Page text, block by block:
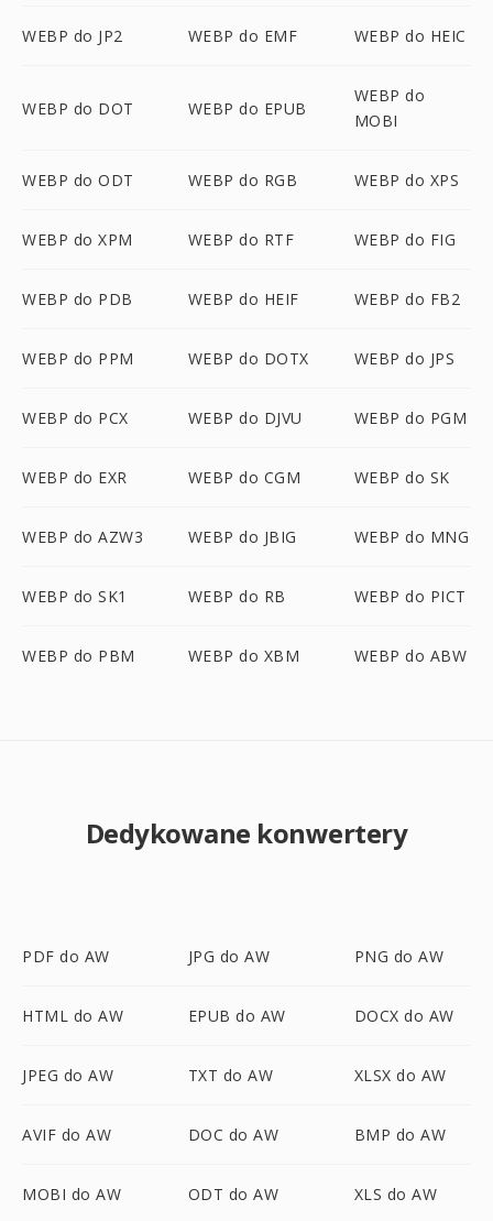
WEBP do JP2 WEBP do EMF WEBP do HEIC
WEBP do DOT WEBP do EPUB
WEBP do
MOBI
WEBP do ODT WEBP do RGB WEBP do XPS
WEBP do XPM WEBP do RTF WEBP do FIG
WEBP do PDB WEBP do HEIF WEBP do FB2
WEBP do PPM WEBP do DOTX WEBP do JPS
WEBP do PCX WEBP do DJVU WEBP do PGM
WEBP do EXR WEBP do CGM WEBP do SK
WEBP do AZW3 WEBP do JBIG WEBP do MNG
WEBP do SK1 WEBP do RB WEBP do PICT
WEBP do PBM WEBP do XBM WEBP do ABW
Dedykowane konwertery
PDF do AW JPG do AW PNG do AW
HTML do AW EPUB do AW DOCX do AW
JPEG do AW TXT do AW XLSX do AW
AVIF do AW DOC do AW BMP do AW
MOBI do AW ODT do AW XLS do AW